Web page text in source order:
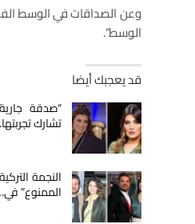
وعن الصداقات في الوسط
الوسط”.
قد يعجبك أيضا
“صدقة
تشارك
النجمة
الممنوع”